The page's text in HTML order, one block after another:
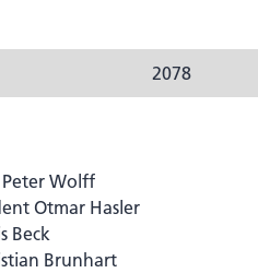
2078
Wolff
Otmar Hasler
Beck
Brunhart